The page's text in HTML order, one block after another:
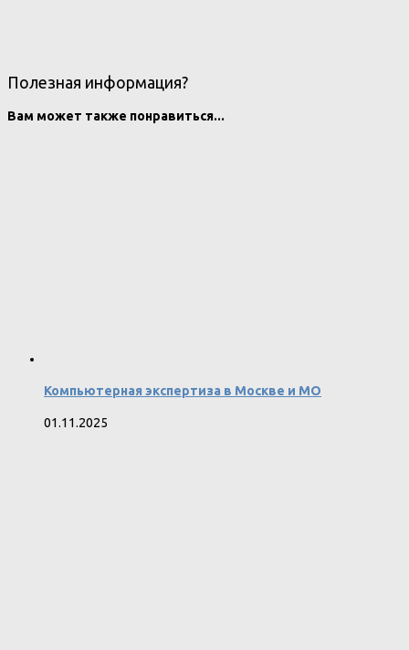
Полезная информация?
Вам может также понравиться...
Компьютерная экспертиза в Москве и МО
01.11.2025